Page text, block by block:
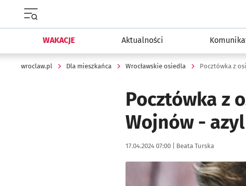
WAKACJE Aktualności
wroclaw.pl Dla mieszkańca Wrocławskie osiedla Pocztówka z
Pocztówka z
Wojnów -
Data publikacji:
17.04.2024 07:00 | Autor:
Beata Turska
Kliknij, aby powiększyć